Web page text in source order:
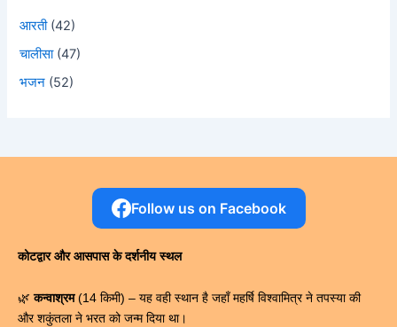
आरती(42)
चालीसा(47)
भजन (52)
Follow us on Facebook
कोटद्वार और आसपास के दर्शनीय स्थल
🌿कन्वाश्रम(14 किमी) – यह वही स्थान है जहाँ महर्षि विश्वामित्र ने तपस्या की
और शकुंतला ने भरत को जन्म दिया था।